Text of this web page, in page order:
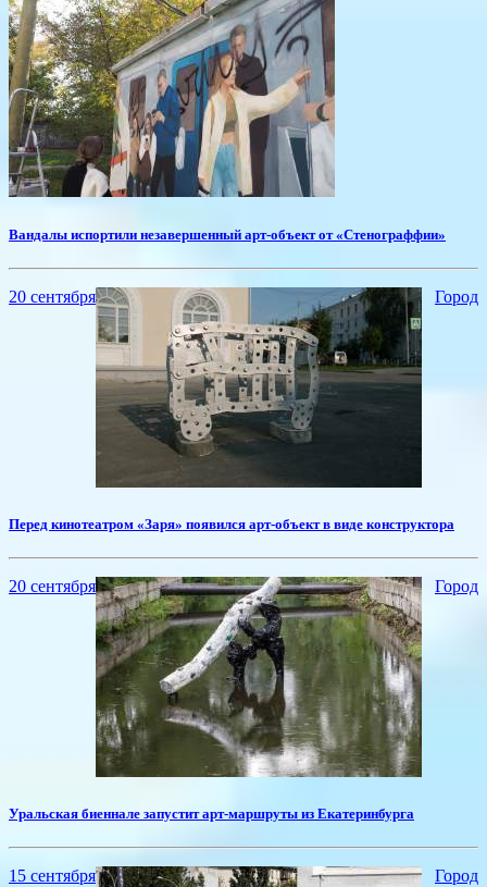
Вандалы испортили незавершенный арт-объект от «Стенограффии»
20 сентября Город
Перед кинотеатром «Заря» появился арт-объект в виде конструктора
20 сентября Город
Уральская биеннале запустит арт-маршруты из Екатеринбурга
15 сентября Город